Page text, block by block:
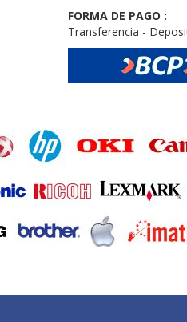
FORMA DE PAGO :
Transferencia -